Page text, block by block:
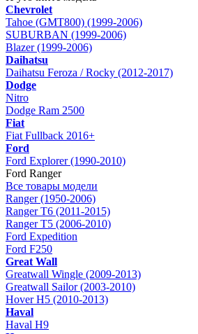
Chevrolet
Tahoe (GMT800) (1999-2006)
SUBURBAN (1999-2006)
Blazer (1999-2006)
Daihatsu
Daihatsu Feroza / Rocky (2012-2017)
Dodge
Nitro
Dodge Ram 2500
Fiat
Fiat Fullback 2016+
Ford
Ford Explorer (1990-2010)
Ford Ranger
Все товары модели
Ranger (1950-2006)
Ranger T6 (2011-2015)
Ranger T5 (2006-2010)
Ford Expedition
Ford F250
Great Wall
Greatwall Wingle (2009-2013)
Greatwall Sailor (2003-2010)
Hover H5 (2010-2013)
Haval
Haval H9